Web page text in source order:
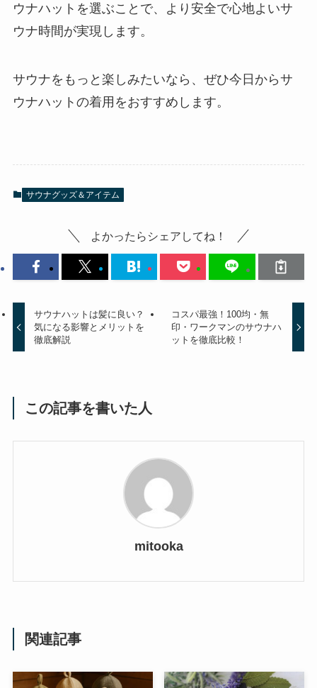
ウナハットを選ぶことで、より安全で心地よいサ
ウナ時間が実現します。
サウナをもっと楽しみたいなら、ぜひ今日からサ
ウナハットの着用をおすすめします。
サウナグッズ＆アイテム
よかったらシェアしてね！
サウナハットは髪に良い？
気になる影響とメリットを
徹底解説
コスパ最強！100均・無
印・ワークマンのサウナハ
ットを徹底比較！
この記事を書いた人
mitooka
関連記事